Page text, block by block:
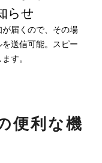
らせ
届くので、その場
送信可能。スピー
す。
便利な機